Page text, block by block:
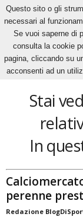
Home Tags Prestiti
prestiti
Stai
In
perenne
Redazione
Questo sito o gli
necessari al
Se vuoi saperne di
consulta la cookie
pagina, cliccando su
acconsenti ad un